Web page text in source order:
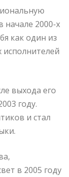
начале 2000-х
как один из
выхода его
году.
и стал
в 2005 году